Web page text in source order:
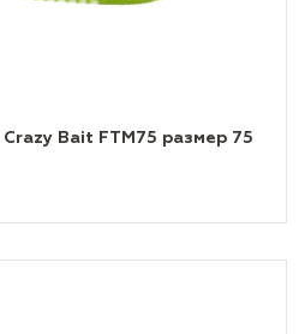
Crazy Bait FTM75 размер 75